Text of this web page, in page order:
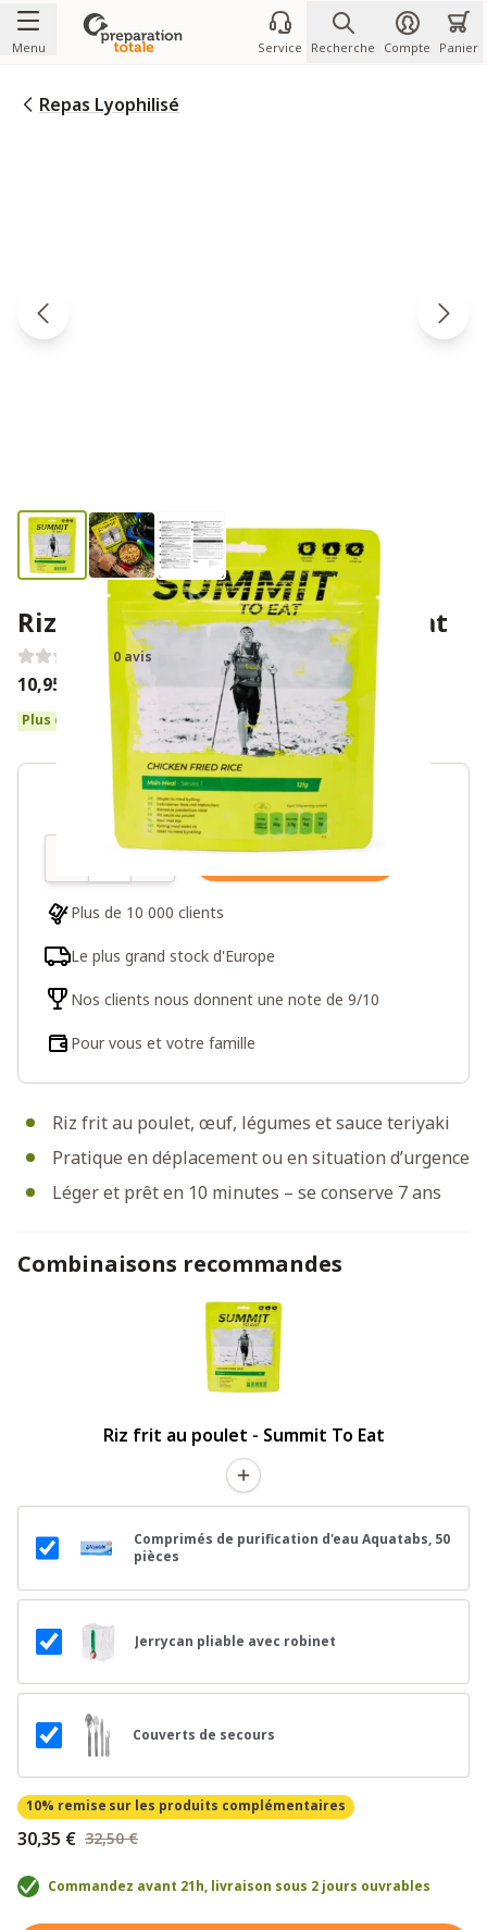
Allez au contenu
Menu Service Recherche Compte Panier
Repas Lyophilisé
Riz frit au poulet - Summit To Eat
0 avis
10,95€
Plus de 10 en stock
Riz frit au poulet, œuf, légumes et sauce teriyaki
Pratique en déplacement ou en situation d’urgence
Léger et prêt en 10 minutes – se conserve 7 ans
Quantité Ajouter au panier
Plus de 10 000 clients
Le plus grand stock d'Europe
Nos clients nous donnent une note de 9/10
Pour vous et votre famille
Combinaisons recommandes
Riz frit au poulet - Summit To Eat
Comprimés de purification d'eau Aquatabs, 50
pièces
Jerrycan pliable avec robinet
Couverts de secours
10% remise sur les produits complémentaires
30,35 € 32,50 €
Commandez avant 21h, livraison sous 2 jours ouvrables